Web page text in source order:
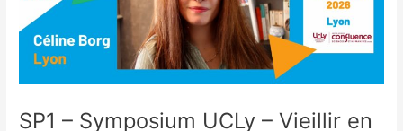
SP1 – Symposium UCLy – Vieillir en